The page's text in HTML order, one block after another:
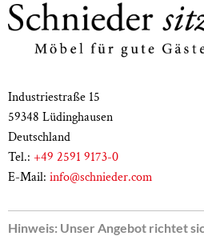
Industriestraße 15
59348 Lüdinghausen
Deutschland
Tel.: +49 2591 9173-0
E-Mail: info@schnieder.com
Hinweis: Unser Angebot richtet